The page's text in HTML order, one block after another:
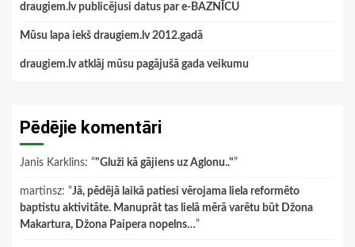
draugiem.lv publicējusi datus par e-BAZNĪCU
Mūsu lapa iekš draugiem.lv 2012.gadā
draugiem.lv atklāj mūsu pagājušā gada veikumu
Pēdējie komentāri
Janis Karklins: “"Gluži kā gājiens uz Aglonu.."”
martinsz: “Jā, pēdējā laikā patiesi vērojama liela reformēto
baptistu aktivitāte. Manuprāt tas lielā mērā varētu būt Džona
Makartura, Džona Paipera nopelns…”